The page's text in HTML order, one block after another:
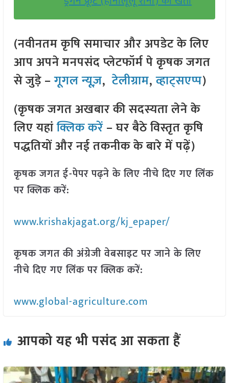
(नवीनतम कृषि समाचार और अपडेट के लिए
आप अपने मनपसंद प्लेटफॉर्म पे कृषक जगत
से जुड़े –गूगल न्यूज़,टेलीग्राम,व्हाट्सएप्प)
(कृषक जगत अखबार की सदस्यता लेने के
लिए यहांक्लिक करें– घर बैठे विस्तृत कृषि
पद्धतियों और नई तकनीक के बारे में पढ़ें)
कृषक जगत ई-पेपर पढ़ने के लिए नीचे दिए गए लिंक
पर क्लिक करें:
www.krishakjagat.org/kj_epaper/
कृषक जगत की अंग्रेजी वेबसाइट पर जाने के लिए
नीचे दिए गए लिंक पर क्लिक करें:
www.global-agriculture.com
आपको यह भी पसंद आ सकता हैं